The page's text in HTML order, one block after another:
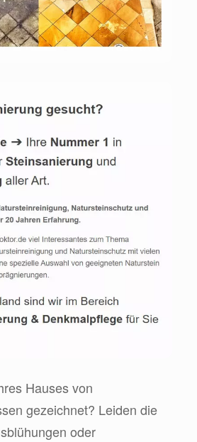
Hauses von
gezeichnet? Leiden die
oder